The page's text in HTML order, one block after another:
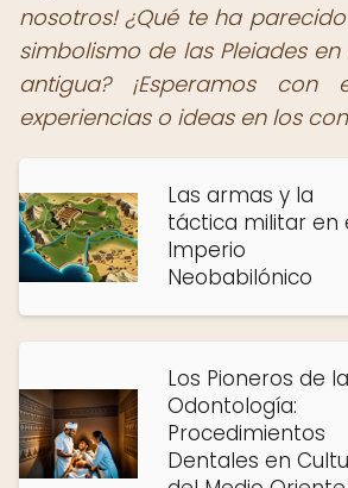
nosotros! ¿Qué te ha
simbolismo de las Pleiades
antigua? ¡Esperamos con
experiencias o ideas en los
Las armas y la
táctica militar en
Imperio
Neobabilónico
Los Pioneros de la
Odontología:
Procedimientos
Dentales en